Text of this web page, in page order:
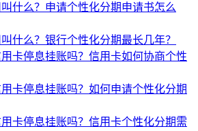
什么？申请个性化分期申请书怎么
什么？银行个性化分期最长几年？
卡停息挂账吗？信用卡如何协商个性
卡停息挂账吗？如何申请个性化分期
卡停息挂账吗？信用卡个性化分期需